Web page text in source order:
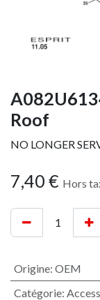
Roof
NO LONGER
7,40 € Hors
Origine: OEM
Catégorie: